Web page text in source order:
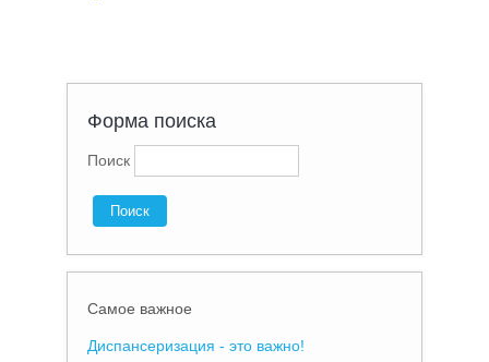
Форма поиска
Поиск
Самое важное
Диспансеризация - это важно!